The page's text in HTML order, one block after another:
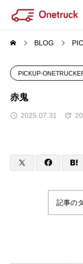
BLOG
PICKUP-
赤鬼
2025.07.31
記事の